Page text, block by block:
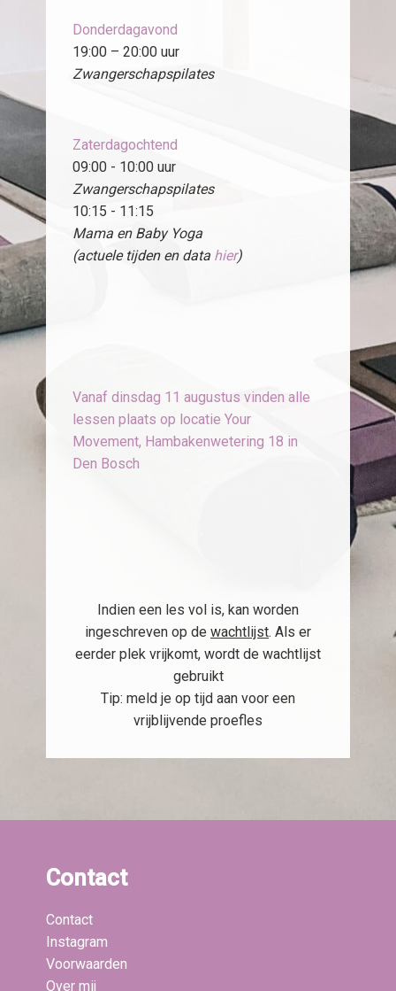
Donderdagavond
19:00 – 20:00 uur
Zwangerschapspilates
Zaterdagochtend
09:00 - 10:00 uur
Zwangerschapspilates
10:15 - 11:15
Mama en Baby Yoga
(actuele tijden en data hier)
Vanaf dinsdag 11 augustus vinden alle
lessen plaats op locatie Your
Movement, Hambakenwetering 18 in
Den Bosch
Indien een les vol is, kan worden
ingeschreven op de wachtlijst. Als er
eerder plek vrijkomt, wordt de wachtlijst
gebruikt
Tip: meld je op tijd aan voor een
vrijblijvende proefles
Contact
Contact
Instagram
Voorwaarden
Over mij